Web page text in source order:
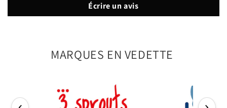
Écrire un avis
MARQUES EN VEDETTE